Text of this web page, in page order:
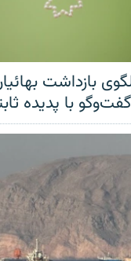
بازداشت
با پدیده